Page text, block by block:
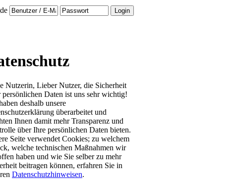
Nutzerin, Lieber Nutzer, die Sicherheit
persönlichen Daten ist uns sehr wichtig!
deshalb unsere
überarbeitet und
Ihnen damit mehr Transparenz und
über Ihre persönlichen Daten bieten.
Seite verwendet Cookies; zu welchem
welche technischen Maßnahmen wir
haben und wie Sie selber zu mehr
beitragen können, erfahren Sie in
Datenschutzhinweisen.